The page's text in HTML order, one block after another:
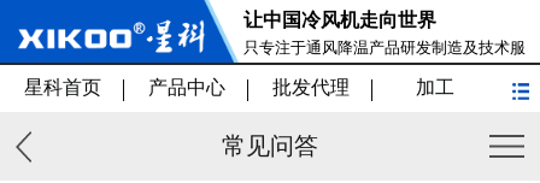
让中国冷风机走向世界
只专注于通风降温产品研发制造及技术服
务
星科首页 产品中心 批发代理 加工
常见问答